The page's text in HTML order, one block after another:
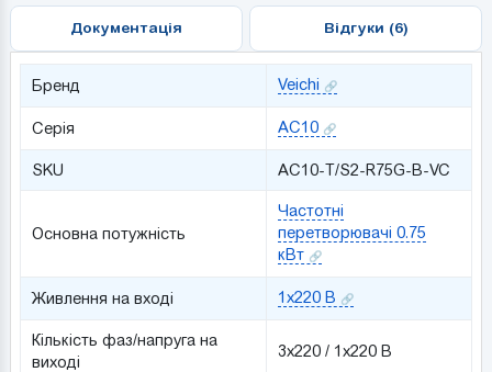
Документація Відгуки (6)
Бренд Veichi
Серія AC10
SKU AC10-T/S2-R75G-B-VC
Основна потужність
Частотні
перетворювачі 0.75
кВт
Живлення на вході 1x220 В
Кількість фаз/напруга на
виході
3x220 / 1x220 В